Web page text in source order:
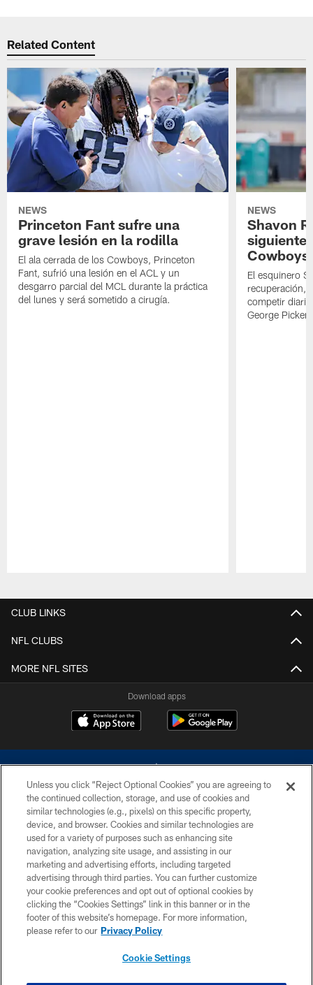
Related Content
NEWS
Princeton Fant sufre una
grave lesión en la rodilla
El ala cerrada de los Cowboys, Princeton
Fant, sufrió una lesión en el ACL y un
desgarro parcial del MCL durante la práctica
del lunes y será sometido a cirugía.
NEWS
Shavon
siguiente
Cowboys
El esquinero
recuperación,
competir
George
CLUB LINKS
NFL CLUBS
MORE NFL SITES
Download apps
©2026 Dallas Cowboys. All rights reserved. Do not duplicate in any form
without permission of the Dallas Cowboys. The Dallas Cowboys
Cheerleaders will not initiate contact with any person to request personal or
financial information.
PRIVACY POLICY
ACCESSIBILITY
SITE MAP
Unless you click “Reject Optional Cookies” you are agreeing to
the continued collection, storage, and use of cookies and
similar technologies (e.g., pixels) on this specific property,
device, and browser. Cookies and similar technologies are
used for a variety of purposes such as enhancing site
navigation, analyzing site usage, and assisting in our
marketing and advertising efforts, including targeted
advertising through third parties. You can further customize
your cookie preferences and opt out of optional cookies by
clicking the “Cookies Settings” link in this banner or in the
footer of this website’s homepage. For more information,
please refer to our Privacy Policy
Cookie Settings